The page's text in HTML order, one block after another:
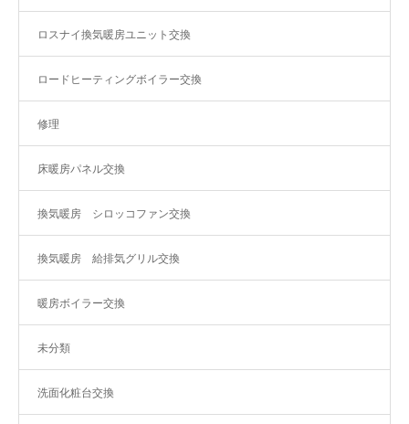
ロスナイ換気暖房ユニット交換
ロードヒーティングボイラー交換
修理
床暖房パネル交換
換気暖房 シロッコファン交換
換気暖房 給排気グリル交換
暖房ボイラー交換
未分類
洗面化粧台交換